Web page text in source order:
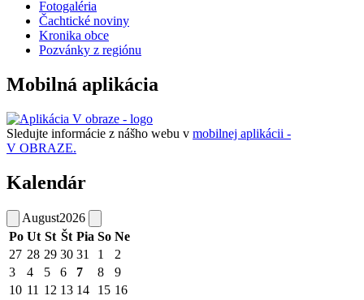
Fotogaléria
Čachtické noviny
Kronika obce
Pozvánky z regiónu
Mobilná aplikácia
Sledujte informácie z nášho webu v mobilnej aplikácii -
V OBRAZE.
Kalendár
August2026
Po Ut St Št Pia So Ne
27 28 29 30 31 1
2
3
4 5 6 7 8
9
10 11 12 13 14 15 16